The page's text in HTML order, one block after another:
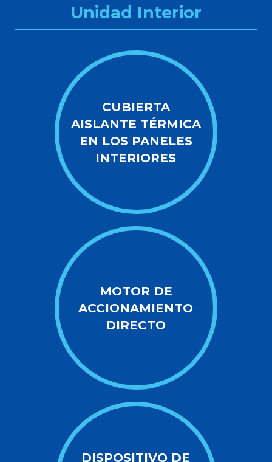
Unidad Interior
CUBIERTA
AISLANTE TÉRMICA
EN LOS PANELES
INTERIORES
MOTOR DE
ACCIONAMIENTO
DIRECTO
DISPOSITIVO DE